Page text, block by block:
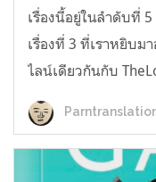
เรื่องนี้อยู่ในลำดับที่
เรื่องที่ 3 ที่เราหยิบม
ไลน์เดียวกันกับ